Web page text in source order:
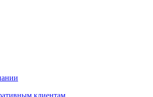
клиентам